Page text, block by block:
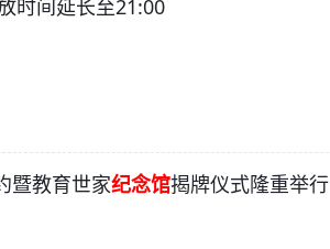
时间延长至21:00
暨教育世家纪念馆揭牌仪式隆重举行